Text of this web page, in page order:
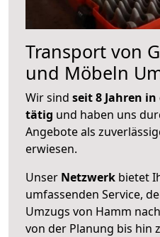
Transport von
und Möbeln
Wir sind seit 8 Jahren
tätig und haben uns
Angebote als
erwiesen.
Unser Netzwerk bietet
umfassenden Service,
Umzugs von Hamm
von der Planung bis hin